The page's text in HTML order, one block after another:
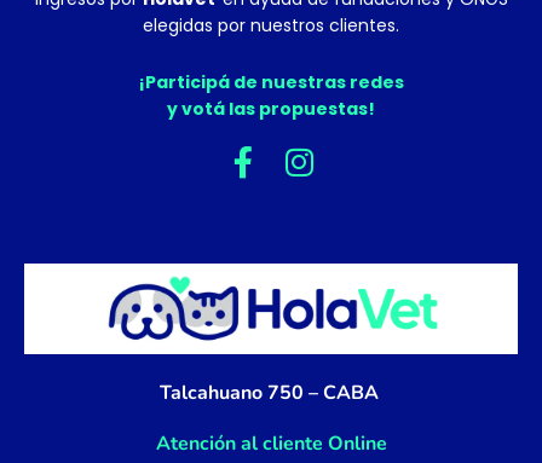
elegidas por nuestros clientes.
¡Participá de nuestras redes
y votá las propuestas!
F
a
e
b
o
o
k
-
f
I
t
g
r
a
m
Talcahuano 750 – CABA
Atención al cliente Online